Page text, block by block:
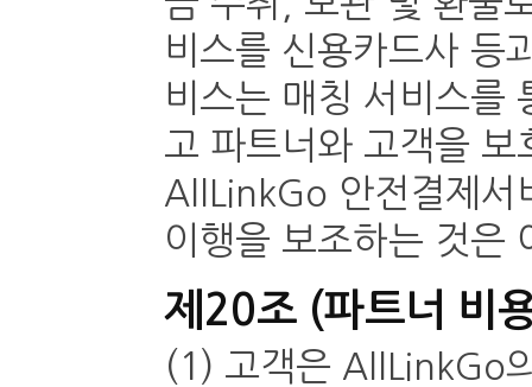
비스를 신용카드사 등
비스는 매칭 서비스를
고 파트너와 고객을
AllLinkGo 안전결제서
이행을 보조하는 것은
제20조 (파트너 비
(1) 고객은 AllLinkGo